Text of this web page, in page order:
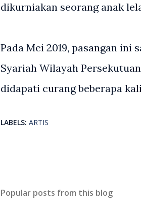
dikurniakan seorang anak
Pada Mei 2019, pasangan ini
Syariah Wilayah
didapati curang beberapa
LABELS: ARTIS
Popular posts from this blog